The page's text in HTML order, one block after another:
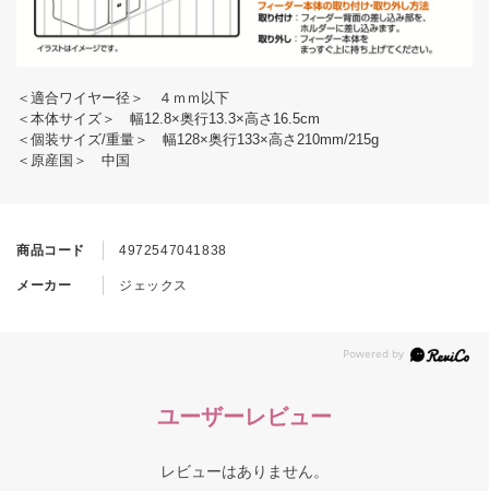
商品コード 4972547041838
メーカー ジェックス
＜適合ワイヤー径＞ ４ｍｍ以下
＜本体サイズ＞ 幅12.8×奥行13.3×高さ16.5cm
＜個装サイズ/重量＞ 幅128×奥行133×高さ210mm/215g
＜原産国＞ 中国
ユーザーレビュー
レビューはありません。